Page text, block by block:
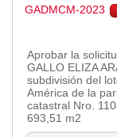
GADMCM-2023
Aprobar la
GALLO ELIZA
subdivisión del
América de la
catastral Nro.
693,51 m2
2014
2013
2012
EPRAMA